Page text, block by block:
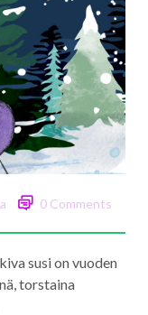
0 Comments
susi on vuoden
torstaina